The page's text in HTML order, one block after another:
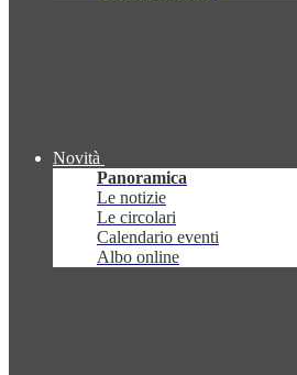
Novità
Panoramica
Le notizie
Le circolari
Calendario eventi
Albo online